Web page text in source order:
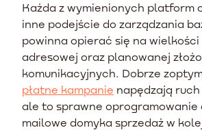
Każda z wymienionych platform
inne podejście do zarządzania
powinna opierać się na
adresowej oraz planowanej
komunikacyjnych. Dobrze
płatne kampanie napędzają
ale to sprawne
mailowe domyka sprzedaż w